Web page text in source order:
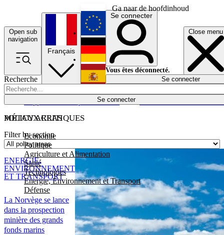
Ga naar de hoofdinhoud
Open sub
navigation
Close menu
Recherche
Se connecter
POLICY AREAS
Economie
Politique
Agriculture et Alimentation
Santé
Technologies
Energie, Environnement et Transport
Défense
Économie
Français
English
Deutsch
Español
Se connecter
Vous êtes déconnecté.
Se connecter
MÉTAUX CRITIQUES
Filter by section
La Norvège se lance
dans la prospection
minière des grands
fonds marins
ENERGIE,
ENVIRONNEMENT
ET TRANSPORT